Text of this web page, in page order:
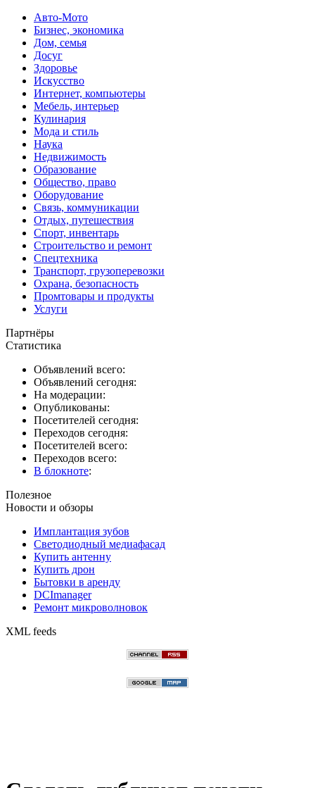
Авто-Мото
Бизнес, экономика
Дом, семья
Досуг
Здоровье
Искусство
Интернет, компьютеры
Мебель, интерьер
Кулинария
Мода и стиль
Наука
Недвижимость
Образование
Общество, право
Оборудование
Связь, коммуникации
Отдых, путешествия
Спорт, инвентарь
Строительство и ремонт
Спецтехника
Транспорт, грузоперевозки
Охрана, безопасность
Промтовары и продукты
Услуги
Партнёры
Статистика
Объявлений всего:
Объявлений сегодня:
На модерации:
Опубликованы:
Посетителей сегодня:
Переходов сегодня:
Посетителей всего:
Переходов всего:
В блокноте:
Полезное
Новости и обзоры
Имплантация зубов
Светодиодный медиафасад
Купить антенну
Купить дрон
Бытовки в аренду
DCImanager
Ремонт микроволновок
XML feeds